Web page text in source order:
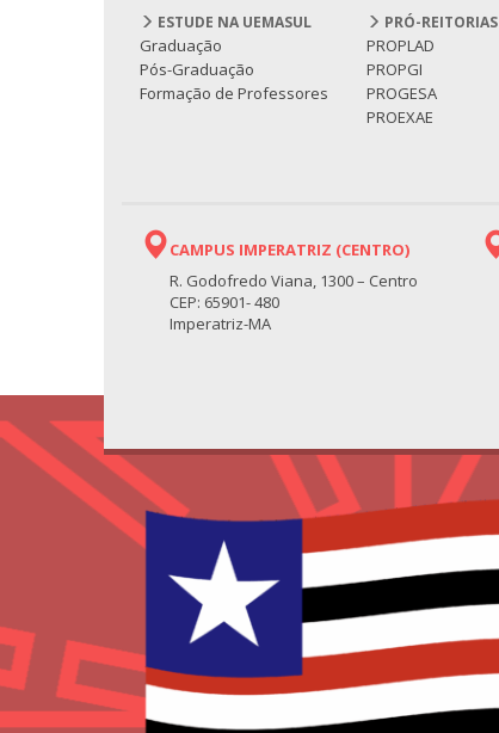
ESTUDE NA UEMASUL
Graduação
Pós-Graduação
Formação de Professores
PRÓ-REITORIAS
PROPLAD
PROPGI
PROGESA
PROEXAE
CAMPUS IMPERATRIZ (CENTRO)
R. Godofredo Viana, 1300 – Centro
CEP: 65901- 480
Imperatriz-MA